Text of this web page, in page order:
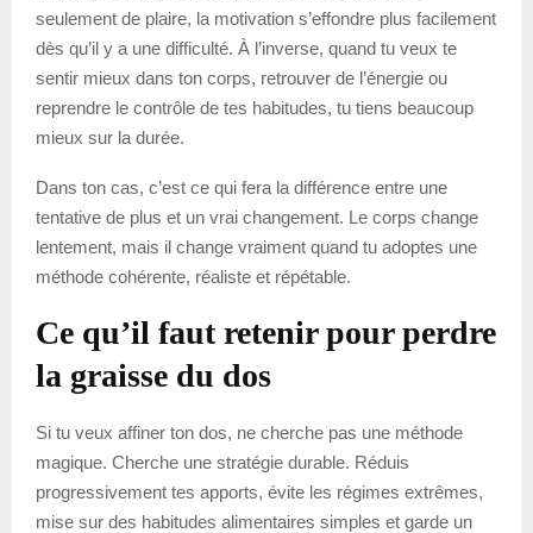
seulement de plaire, la motivation s’effondre plus facilement
dès qu’il y a une difficulté. À l’inverse, quand tu veux te
sentir mieux dans ton corps, retrouver de l’énergie ou
reprendre le contrôle de tes habitudes, tu tiens beaucoup
mieux sur la durée.
Dans ton cas, c’est ce qui fera la différence entre une
tentative de plus et un vrai changement. Le corps change
lentement, mais il change vraiment quand tu adoptes une
méthode cohérente, réaliste et répétable.
Ce qu’il faut retenir pour perdre
la graisse du dos
Si tu veux affiner ton dos, ne cherche pas une méthode
magique. Cherche une stratégie durable. Réduis
progressivement tes apports, évite les régimes extrêmes,
mise sur des habitudes alimentaires simples et garde un